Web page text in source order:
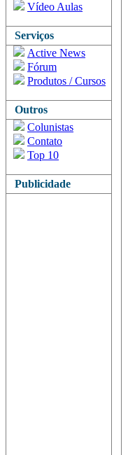
Vídeo Aulas
Serviços
Active News
Fórum
Produtos / Cursos
Outros
Colunistas
Contato
Top 10
Publicidade